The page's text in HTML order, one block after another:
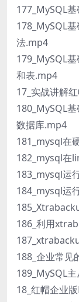
177_MySQL
178_MySQL
法.mp4
179_MySQL
和表.mp4
17_实战讲解
180_MySQL
数据库.mp4
181_mysql在
182_mysql在
183_mysql运
184_mysql运
186_利用
188_企业常见
189_MySQL
18_红帽企业